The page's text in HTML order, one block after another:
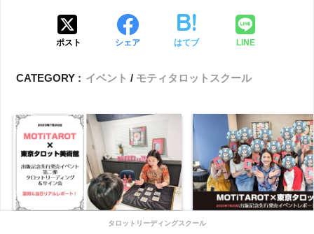
ポスト シェア はてブ LINE
CATEGORY : イベント モティタロットスクール
MOTiTAROT×東京タロット美術館 MOTiTAROT×東京タロ
タロットリーディングスクール